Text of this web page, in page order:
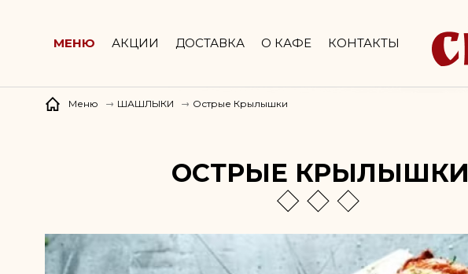
МЕНЮ АКЦИИ ДОСТАВКА О КАФЕ КОНТАКТЫ
Меню ШАШЛЫКИ Острые Крылышки
ОСТРЫЕ КРЫЛЫШКИ